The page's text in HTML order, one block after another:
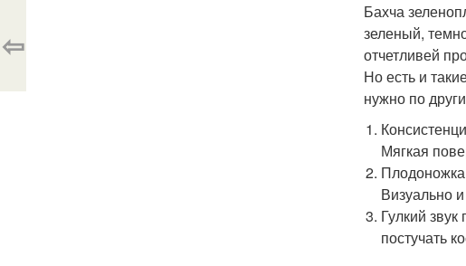
Бахча
зеленый,
отчетливей
Но есть и
нужно по
Мягкая
Визуально
Гулкий
постучать
⇦